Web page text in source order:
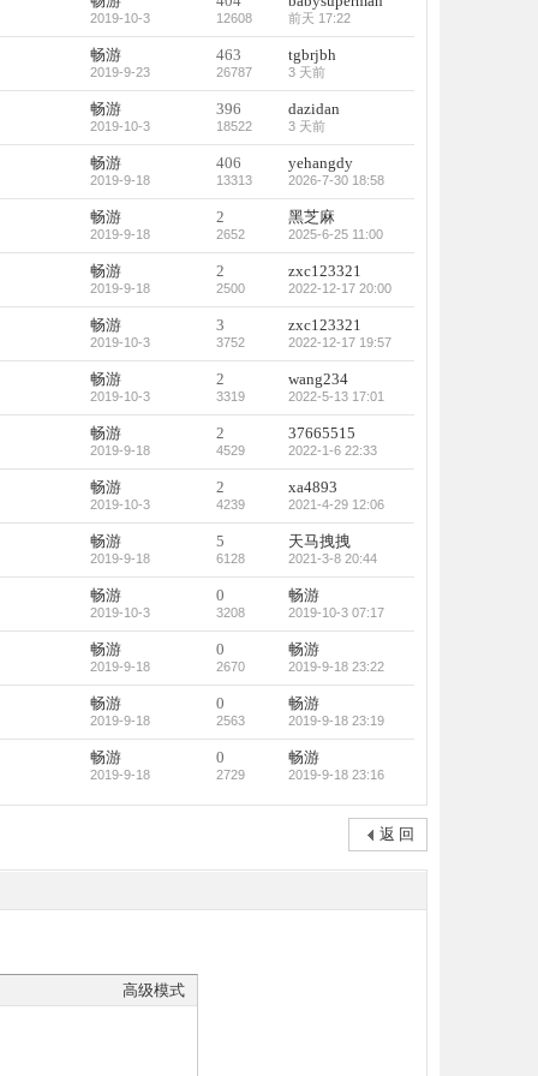
2019-10-3 12608 前天 17:22
畅游
2019-9-23
463
26787
tgbrjbh
3 天前
畅游
2019-10-3
396
18522
dazidan
3 天前
畅游
2019-9-18
406
13313
yehangdy
2026-7-30 18:58
畅游
2019-9-18
2
2652
黑芝麻
2025-6-25 11:00
畅游
2019-9-18
2
2500
zxc123321
2022-12-17 20:00
畅游
2019-10-3
3
3752
zxc123321
2022-12-17 19:57
畅游
2019-10-3
2
3319
wang234
2022-5-13 17:01
畅游
2019-9-18
2
4529
37665515
2022-1-6 22:33
畅游
2019-10-3
2
4239
xa4893
2021-4-29 12:06
畅游
2019-9-18
5
6128
天马拽拽
2021-3-8 20:44
畅游
2019-10-3
0
3208
畅游
2019-10-3 07:17
畅游
2019-9-18
0
2670
畅游
2019-9-18 23:22
畅游
2019-9-18
0
2563
畅游
2019-9-18 23:19
畅游
2019-9-18
0
2729
畅游
2019-9-18 23:16
返 回
高级模式